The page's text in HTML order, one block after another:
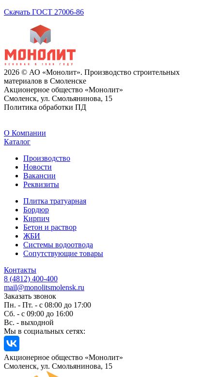
Скачать ГОСТ 27006-86
2026 © АО «Монолит». Производство строительных
материалов в Смоленске
Акционерное общество «Монолит»
Смоленск, ул. Смольянинова, 15
Политика обработки ПД
O Компании
Каталог
Производство
Новости
Вакансии
Реквизиты
Плитка тратуарная
Бордюр
Кирпич
Бетон и раствор
ЖБИ
Системы водоотвода
Сопутствующие товары
Контакты
8 (4812) 400-400
mail@monolitsmolensk.ru
Заказать звонок
Пн. - Пт. - с 08:00 до 17:00
Сб. - с 09:00 до 16:00
Вс. - выходной
Мы в социальных сетях:
Акционерное общество «Монолит»
Смоленск, ул. Смольянинова, 15